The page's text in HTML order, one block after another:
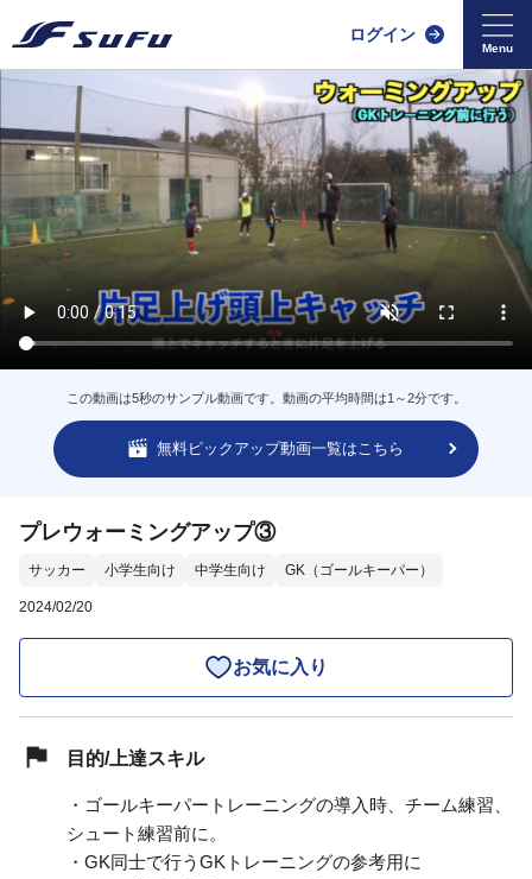
ログイン
この動画は5秒のサンプル動画です。動画の平均時間は1～2分です。
無料ピックアップ動画一覧はこちら
プレウォーミングアップ③
サッカー 小学生向け 中学生向け GK（ゴールキーパー）
2024/02/20
お気に入り
目的/上達スキル
・ゴールキーパートレーニングの導入時、チーム練習、
シュート練習前に。
・GK同士で行うGKトレーニングの参考用に